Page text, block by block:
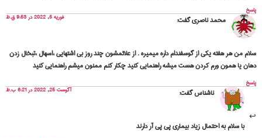
پاسخ
محمد ناصریگفت: فوریه 5, 2022 در 9:53 ق.ظ
سلام من هر هفته یکی از گوسفندام داره میمیره . از علائمشون چند روز بی اشتهایی ،اسهال ،تبخال زدن
دهان یا همون ورم کردن هست میشه راهنمایی کنید چکار کنم ممنون میشم راهنمایی کنید
پاسخ
ناشناسگفت: آگوست 25, 2022 در 6:21 ب.ظ
با سلام به احتمال زیاد بیماری پی پی آر دارند